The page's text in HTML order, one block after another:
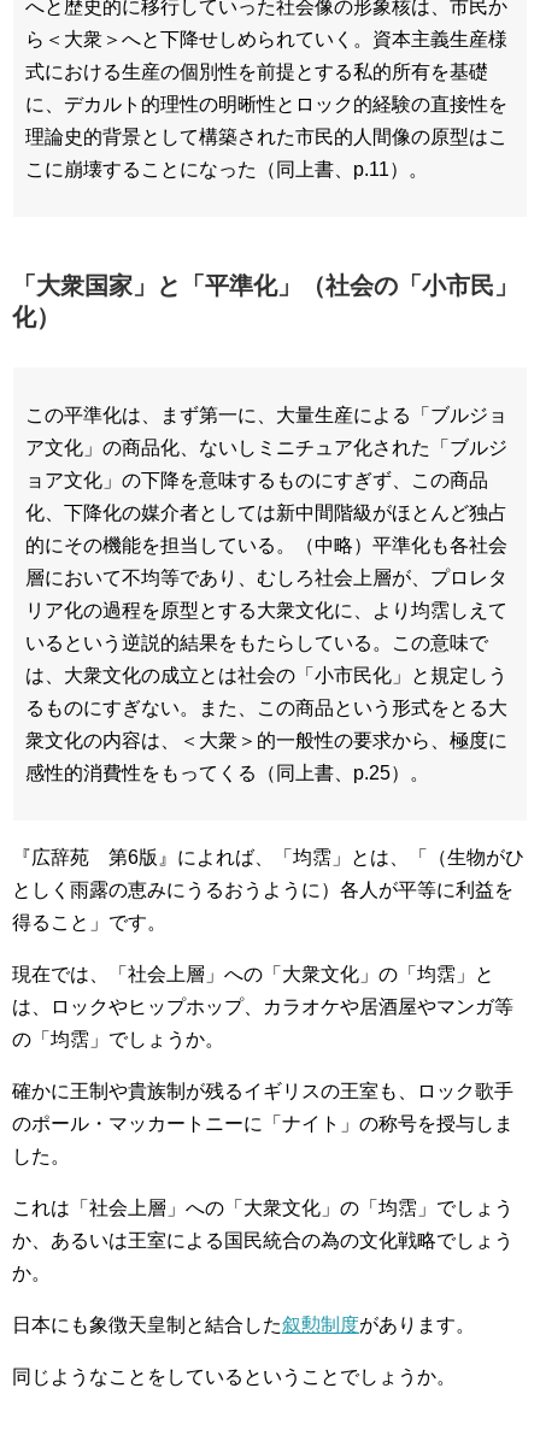
へと歴史的に移行していった社会像の形象核は、市民か
ら＜大衆＞へと下降せしめられていく。資本主義生産様
式における生産の個別性を前提とする私的所有を基礎
に、デカルト的理性の明晰性とロック的経験の直接性を
理論史的背景として構築された市民的人間像の原型はこ
こに崩壊することになった（同上書、p.11）。
「大衆国家」と「平準化」（社会の「小市民」
化）
この平準化は、まず第一に、大量生産による「ブルジョ
ア文化」の商品化、ないしミニチュア化された「ブルジ
ョア文化」の下降を意味するものにすぎず、この商品
化、下降化の媒介者としては新中間階級がほとんど独占
的にその機能を担当している。（中略）平準化も各社会
層において不均等であり、むしろ社会上層が、プロレタ
リア化の過程を原型とする大衆文化に、より均霑しえて
いるという逆説的結果をもたらしている。この意味で
は、大衆文化の成立とは社会の「小市民化」と規定しう
るものにすぎない。また、この商品という形式をとる大
衆文化の内容は、＜大衆＞的一般性の要求から、極度に
感性的消費性をもってくる（同上書、p.25）。
『広辞苑 第6版』によれば、「均霑」とは、「（生物がひ
としく雨露の恵みにうるおうように）各人が平等に利益を
得ること」です。
現在では、「社会上層」への「大衆文化」の「均霑」と
は、ロックやヒップホップ、カラオケや居酒屋やマンガ等
の「均霑」でしょうか。
確かに王制や貴族制が残るイギリスの王室も、ロック歌手
のポール・マッカートニーに「ナイト」の称号を授与しま
した。
これは「社会上層」への「大衆文化」の「均霑」でしょう
か、あるいは王室による国民統合の為の文化戦略でしょう
か。
日本にも象徴天皇制と結合した叙勲制度があります。
同じようなことをしているということでしょうか。